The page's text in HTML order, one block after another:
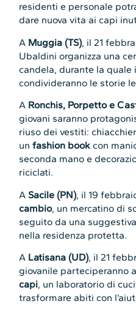
residenti e personale
dare nuova vita ai capi
A Muggia (TS), il 21
Ubaldini organizza una
candela, durante la
condivideranno le storie
A Ronchis, Porpetto e
giovani saranno
riuso dei vestiti:
unfashion bookcon
seconda mano e
riciclati.
A Sacile (PN), il 19
cambio, un mercatino di
seguito da una
nella residenza protetta.
A Latisana (UD), il 21
giovanile parteciperanno a
capi, un laboratorio di
trasformare abiti con